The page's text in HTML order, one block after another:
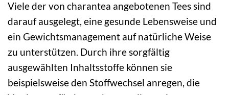
Viele der von charantea angebotenen Tees sind
darauf ausgelegt, eine gesunde Lebensweise und
ein Gewichtsmanagement auf natürliche Weise
zu unterstützen. Durch ihre sorgfältig
ausgewählten Inhaltsstoffe können sie
beispielsweise den Stoffwechsel anregen, die